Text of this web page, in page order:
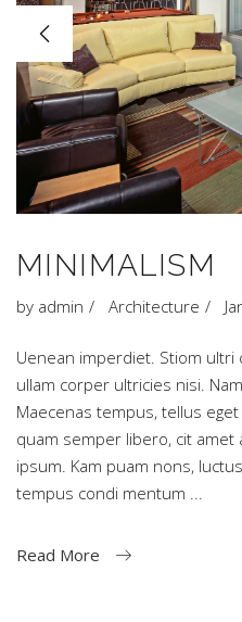
MINIMALISM
by admin Architecture
Uenean imperdiet. Stiom ultri
ullam corper ultricies nisi.
Maecenas tempus, tellus
quam semper libero, cit amet
ipsum. Kam puam nons,
tempus condi mentum
Read More